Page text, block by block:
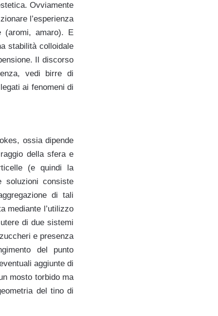
Ovviamente
l’esperienza
(aromi, amaro). E
stabilità colloidale
Il discorso
vedi birre di
ai fenomeni di
ossia dipende
della sfera e
(e quindi la
soluzioni consiste
di tali
mediante l’utilizzo
di due sistemi
e presenza
del punto
aggiunte di
mosto torbido ma
del tino di